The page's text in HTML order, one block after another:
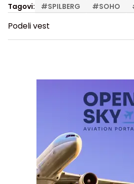
Tagovi: #SPILBERG #SOHO
Podeli vest